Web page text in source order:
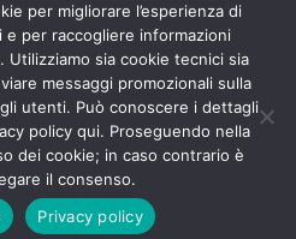
per migliorare l’esperienza di
per raccogliere informazioni
Utilizziamo sia cookie tecnici sia
messaggi promozionali sulla
utenti. Può conoscere i dettagli
policy qui. Proseguendo nella
dei cookie; in caso contrario è
il consenso.
Privacy policy